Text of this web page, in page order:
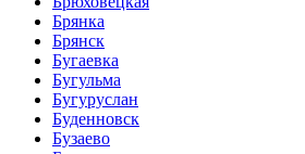
Брянка
Брянск
Бугаевка
Бугульма
Бугуруслан
Буденновск
Бузаево